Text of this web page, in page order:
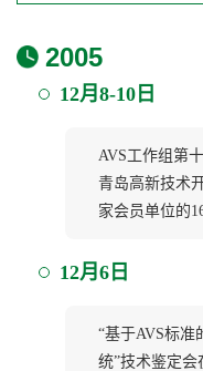
2005
12月8-10日
AVS工作组第
青岛高新技术
家会员单位的
12月6日
“基于AVS标准
统”技术鉴定